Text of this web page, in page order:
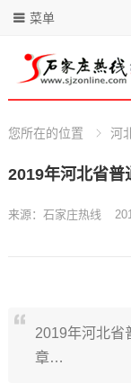
菜单
您所在的位置 河
2019年河北省普
来源： 石家庄热线
2019年河北省
章…